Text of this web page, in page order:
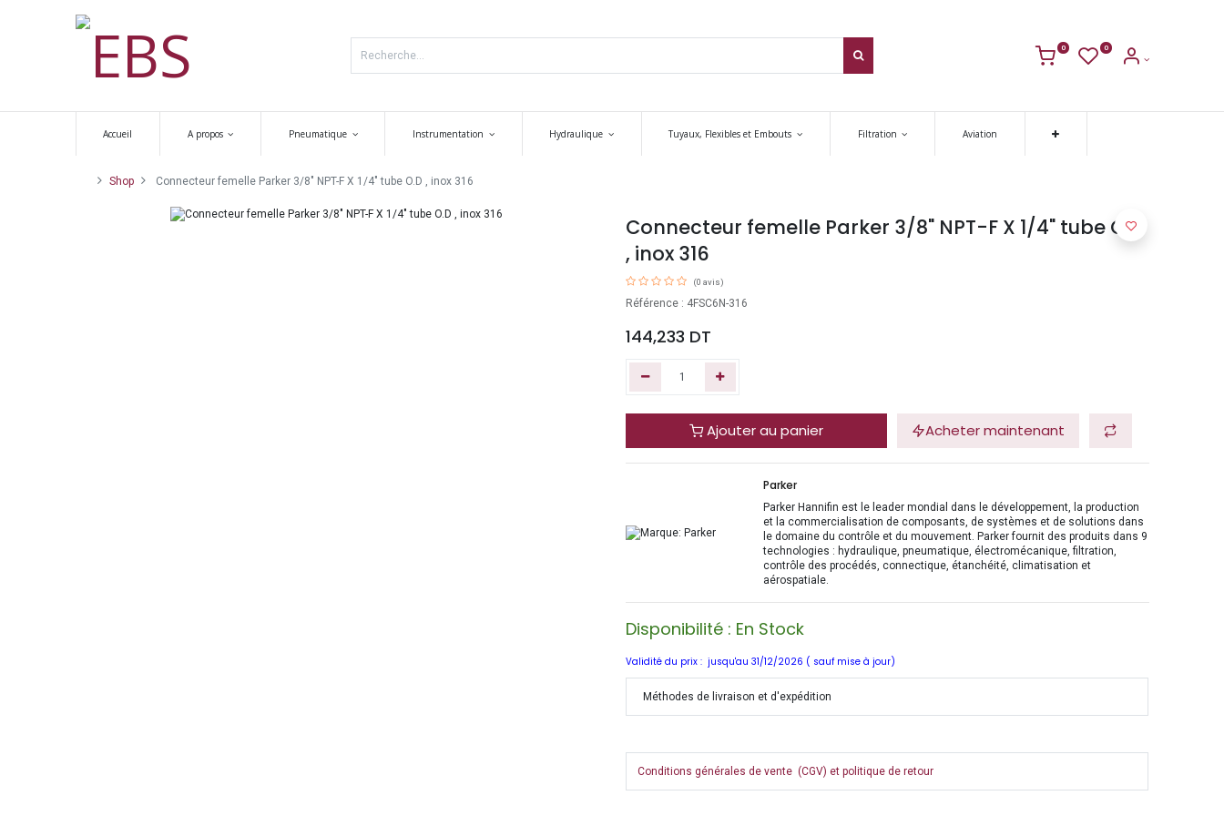
0 0
Accueil A propos Pneumatique Instrumentation Hydraulique Tuyaux, Flexibles et Embouts Filtration Aviation
Shop Connecteur femelle Parker 3/8" NPT-F X 1/4" tube O.D , inox 316
Connecteur femelle Parker 3/8" NPT-F X 1/4" tube O.D
, inox 316
(0 avis)
Référence : 4FSC6N-316
144,233 DT
Ajouter au panier Acheter maintenant
Parker
Parker Hannifin est le leader mondial dans le développement, la production
et la commercialisation de composants, de systèmes et de solutions dans
le domaine du contrôle et du mouvement. Parker fournit des produits dans 9
technologies : hydraulique, pneumatique, électromécanique, filtration,
contrôle des procédés, connectique, étanchéité, climatisation et
aérospatiale.
Disponibilité : En Stock
Validité du prix : jusqu'au 31/12/2026 ( sauf mise à jour)
Méthodes de livraison et d'expédition
Conditions générales de vente (CGV) et politique de retour